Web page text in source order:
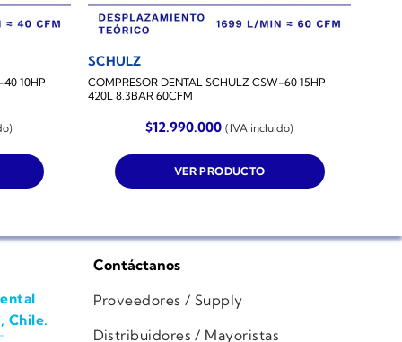
10HP
SCHULZ
COMPRESOR DENTAL SCHULZ CSW-60 15HP
420L 8.3BAR 60CFM
$12.990.000 (IVA incluido)
VER PRODUCTO
Chile.
Contáctanos
Proveedores / Supply
Distribuidores / Mayoristas